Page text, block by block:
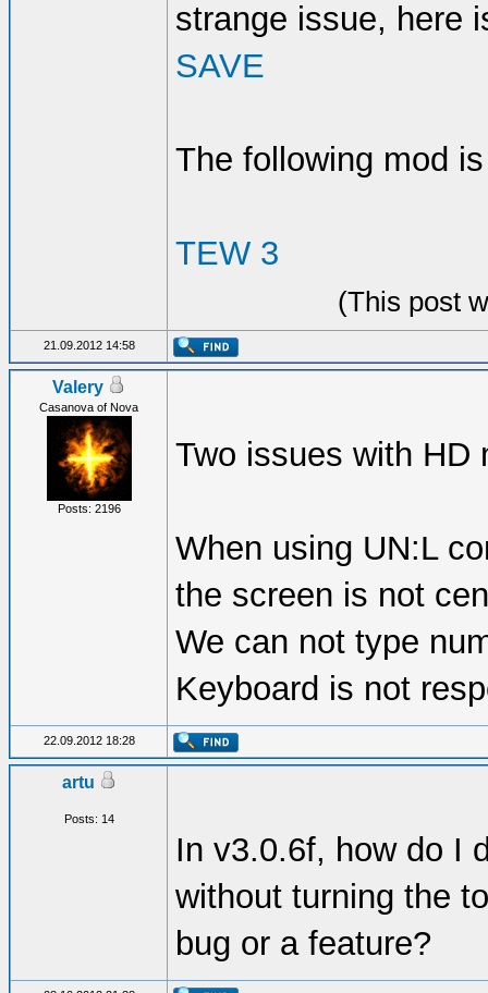
strange issue, here
SAVE
The following mod
TEW 3
(This post
21.09.2012 14:58
Valery
Casanova of Nova
Posts: 2196
Two issues with HD
When using UN:L
the screen is not
We can not type
Keyboard is not
22.09.2012 18:28
artu
Posts: 14
In v3.0.6f, how do I
without turning the
bug or a feature?